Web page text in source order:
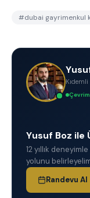
#dubai gayrimenkul
Yusuf Boz ile
12 yıllık
yolunu
Randevu Al